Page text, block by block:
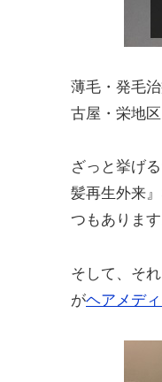
薄毛・発毛
古屋・栄地区
ざっと挙げ
髪再生外来
つもあります
そして、そ
がヘアメデ